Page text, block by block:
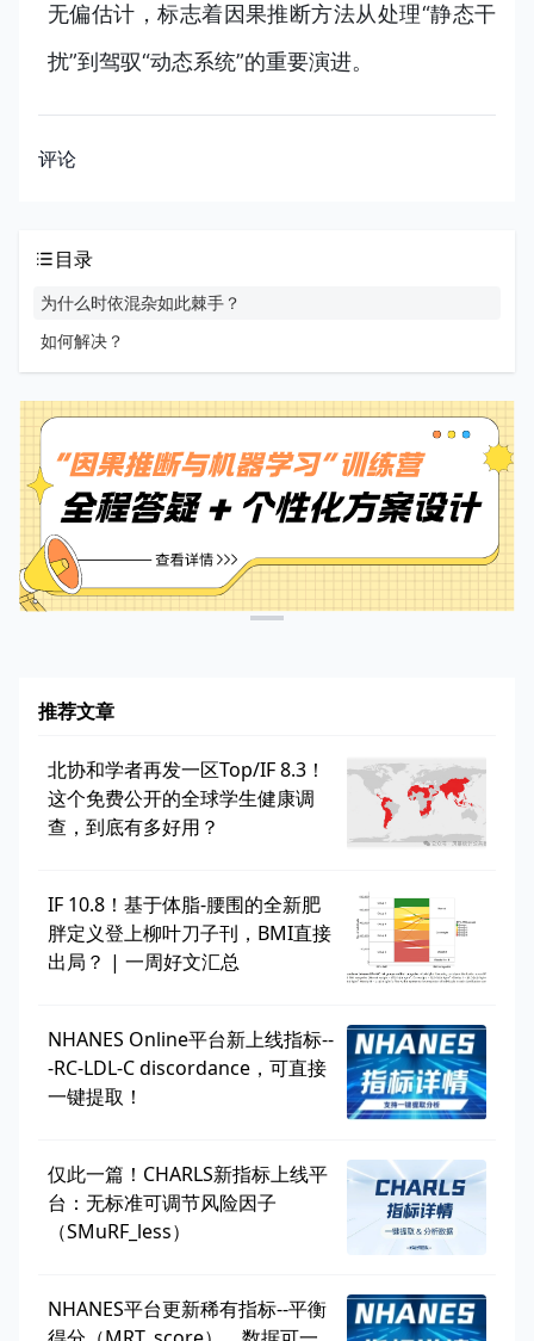
无偏估计，标志着因果推断方法从处理“静态干
扰”到驾驭“动态系统”的重要演进。
评论
目录
为什么时依混杂如此棘手？
如何解决？
推荐文章
北协和学者再发一区Top/IF 8.3！
这个免费公开的全球学生健康调
查，到底有多好用？
IF 10.8！基于体脂-腰围的全新肥
胖定义登上柳叶刀子刊，BMI直接
出局？ | 一周好文汇总
NHANES Online平台新上线指标--
-RC-LDL-C discordance，可直接
一键提取！
仅此一篇！CHARLS新指标上线平
台：无标准可调节风险因子
（SMuRF_less）
NHANES平台更新稀有指标--平衡